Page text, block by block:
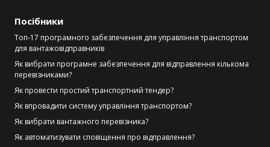
Посібники
Топ-17 програмного забезпечення для управління транспортом
для вантажовідправників
Як вибрати програмне забезпечення для відправлення кількома
перевізниками?
Як провести простий транспортний тендер?
Як впровадити систему управління транспортом?
Як вибрати вантажного перевізника?
Як автоматизувати сповіщення про відправлення?